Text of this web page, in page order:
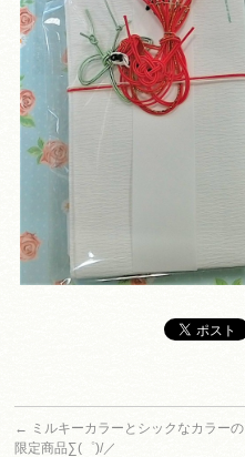
← ミルキーカラーとシックなカラーの
限定商品∑(゜)/／